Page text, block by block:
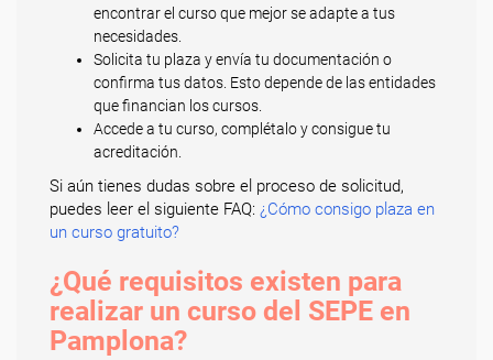
encontrar el curso que mejor se adapte a tus
necesidades.
Solicita tu plaza y envía tu documentación o
confirma tus datos. Esto depende de las entidades
que financian los cursos.
Accede a tu curso, complétalo y consigue tu
acreditación.
Si aún tienes dudas sobre el proceso de solicitud,
puedes leer el siguiente FAQ: ¿Cómo consigo plaza en
un curso gratuito?
¿Qué requisitos existen para
realizar un curso del SEPE en
Pamplona?